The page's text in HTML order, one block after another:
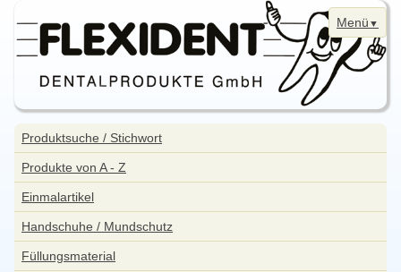
Menü
Navigation
überspringen
News
Bestellung
Kontakt
Aktuelle Angebote
Navigation
überspringen
Produktsuche / Stichwort
Produkte von A - Z
Einmalartikel
Handschuhe / Mundschutz
Füllungsmaterial